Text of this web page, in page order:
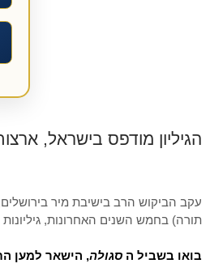
הגיליון מודפס בישראל,
עקב הביקוש הרב בישיבת מיר
תורה) בחמש השנים האחרונות,
בואו בשביל ה סגולה, הישאר למען